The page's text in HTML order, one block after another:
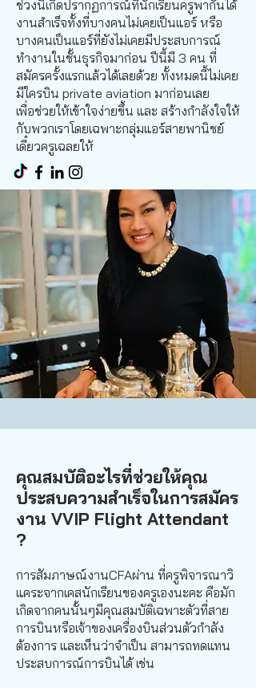
ช่วงนี้เกิดปรากฏการณ์ที่นักเรียนครูพากันได้
งานสำเร็จทั้งที่บางคนไม่เคยเป็นแอร์ หรือ
บางคนเป็นแอร์ที่ยังไม่เคยมีประสบการณ์
ทำงานในชั้นธุรกิจมาก่อน ปีนี้มี 3 คน ที่
สมัครครั้งแรกแล้วได้เลยด้วย ทั้งหมดนี้ไม่เคย
มีใครบิน private aviation มาก่อนเลย
เพื่อช่วยให้เข้าใจง่ายขึ้น และ สร้างกำลังใจให้
กับพวกเราโดยเฉพาะกลุ่มแอร์สายพานิชย์
เดี๋ยวครูเฉลยให้
คุณสมบัติอะไรที่ช่วยให้คุณ
ประสบความสำเร็จในการสมัคร
งาน VVIP Flight Attendant
?
การสัมภาษณ์งานCFAผ่าน ที่ครูพิจารณาวิ
แคระจากเคสนักเรียนของครูเองนะคะ คือมัก
เกิดจากคนนั้นๆมีคุณสมบัติเฉพาะตัวที่สาย
การบินหรือเจ้าของเครื่องบินส่วนตัวกำลัง
ต้องการ และเห็นว่าจำเป็น สามารถทดแทน
ประสบการณ์การบินได้ เช่น